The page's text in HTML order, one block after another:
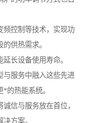
频控制等技术，实现功
供热需求。
长设备使用寿命。
与服务中融入这些先进
的热能系统。
信与服务放在首位，
方案。